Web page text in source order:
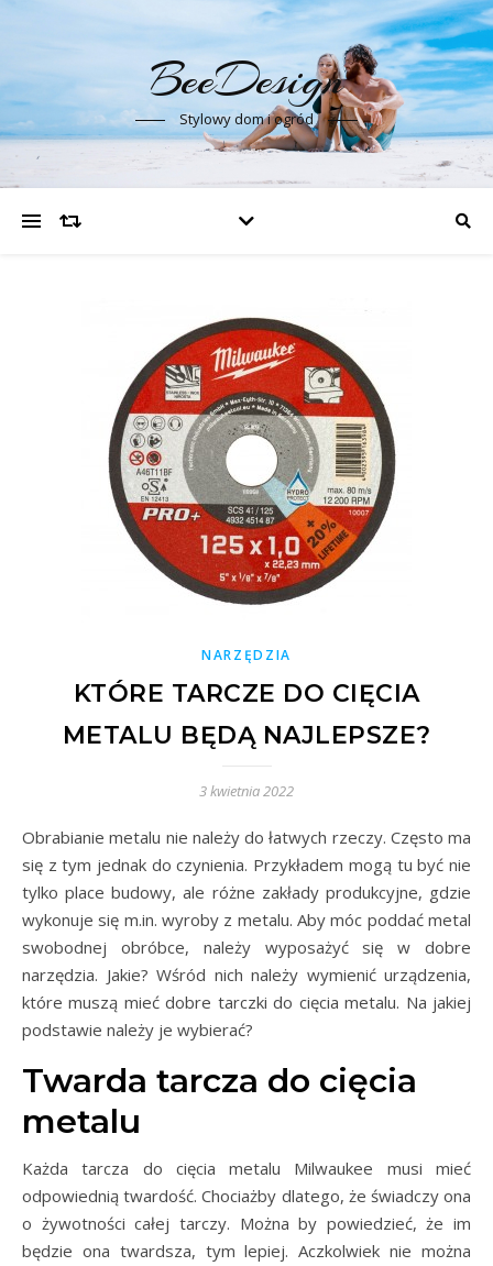
BeeDesign
Stylowy dom i ogród
NARZĘDZIA
KTÓRE TARCZE DO CIĘCIA
METALU BĘDĄ NAJLEPSZE?
3 kwietnia 2022
Obrabianie metalu nie należy do łatwych rzeczy. Często ma
się z tym jednak do czynienia. Przykładem mogą tu być nie
tylko place budowy, ale różne zakłady produkcyjne, gdzie
wykonuje się m.in. wyroby z metalu. Aby móc poddać metal
swobodnej obróbce, należy wyposażyć się w dobre
narzędzia. Jakie? Wśród nich należy wymienić urządzenia,
które muszą mieć dobre tarczki do cięcia metalu. Na jakiej
podstawie należy je wybierać?
Twarda tarcza do cięcia
metalu
Każda tarcza do cięcia metalu Milwaukee musi mieć
odpowiednią twardość. Chociażby dlatego, że świadczy ona
o żywotności całej tarczy. Można by powiedzieć, że im
będzie ona twardsza, tym lepiej. Aczkolwiek nie można